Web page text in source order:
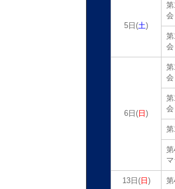
5日(土)
会
6日( 日)
会
13日(日 )